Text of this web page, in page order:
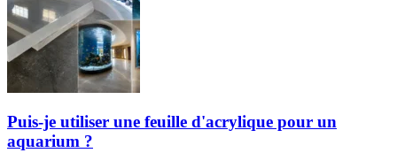
Puis-je utiliser une feuille d'acrylique pour un
aquarium ?